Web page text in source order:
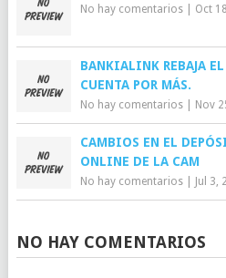
No hay comentarios| Oct
BANKIALINK REBAJA
CUENTA POR MÁS.
No hay comentarios| Nov
CAMBIOS EN EL
ONLINE DE LA CAM
No hay comentarios| Jul 3,
NO HAY COMENTARIOS